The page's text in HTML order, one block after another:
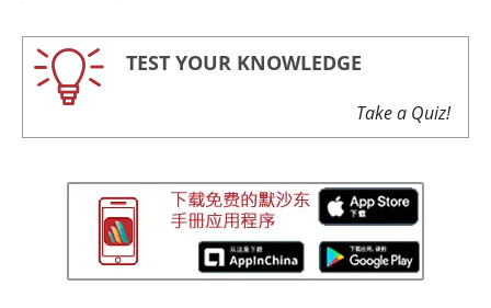
TEST YOUR KNOWLEDGE
Take a Quiz!